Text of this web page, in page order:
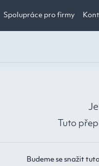
Spolupráce pro firmy
Tuto
Budeme se snažit